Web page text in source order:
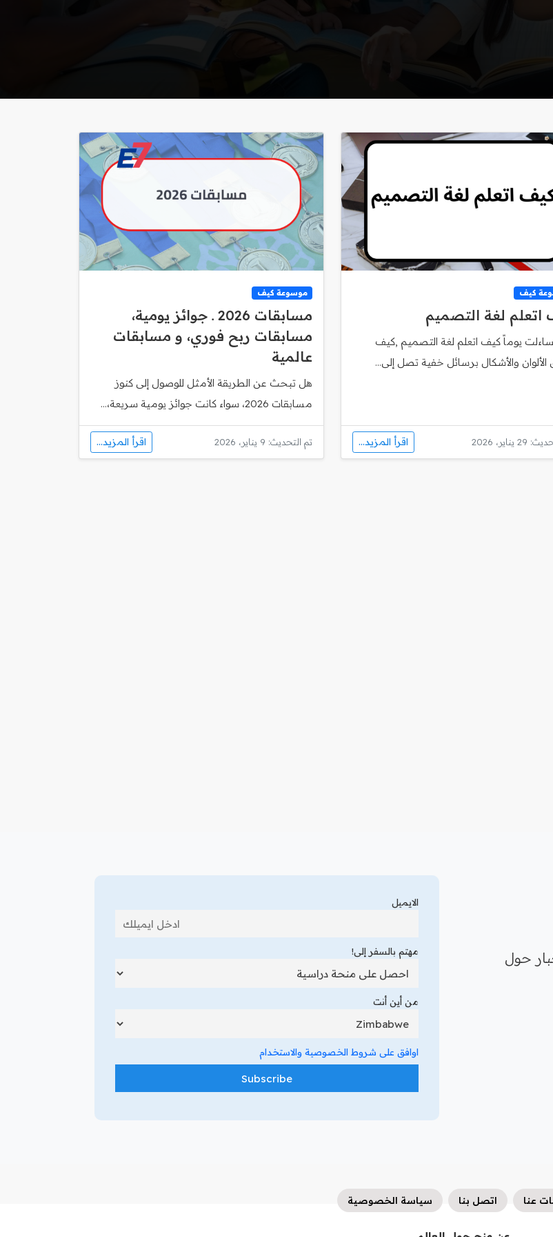
كيف
اتعلم لغة التصميم
يوماً كيف اتعلم لغة التصميم ,كيف
والأشكال برسائل خفية تصل إلى...
يناير، 2026 اقرأ المزيد...
موسوعة كيف
مسابقات 2026 ـ جوائز يومية،
مسابقات ربح فوري، و مسابقات
عالمية
هل تبحث عن الطريقة الأمثل للوصول إلى كنوز
مسابقات 2026، سواء كانت جوائز يومية سريعة،...
تم التحديث: 9 يناير، 2026 اقرأ المزيد...
حول
الايميل
مهتم بالسفر إلى!
من أين أنت
اوافق على شروط الخصوصية والاستخدام
عنا اتصل بنا سياسة الخصوصية